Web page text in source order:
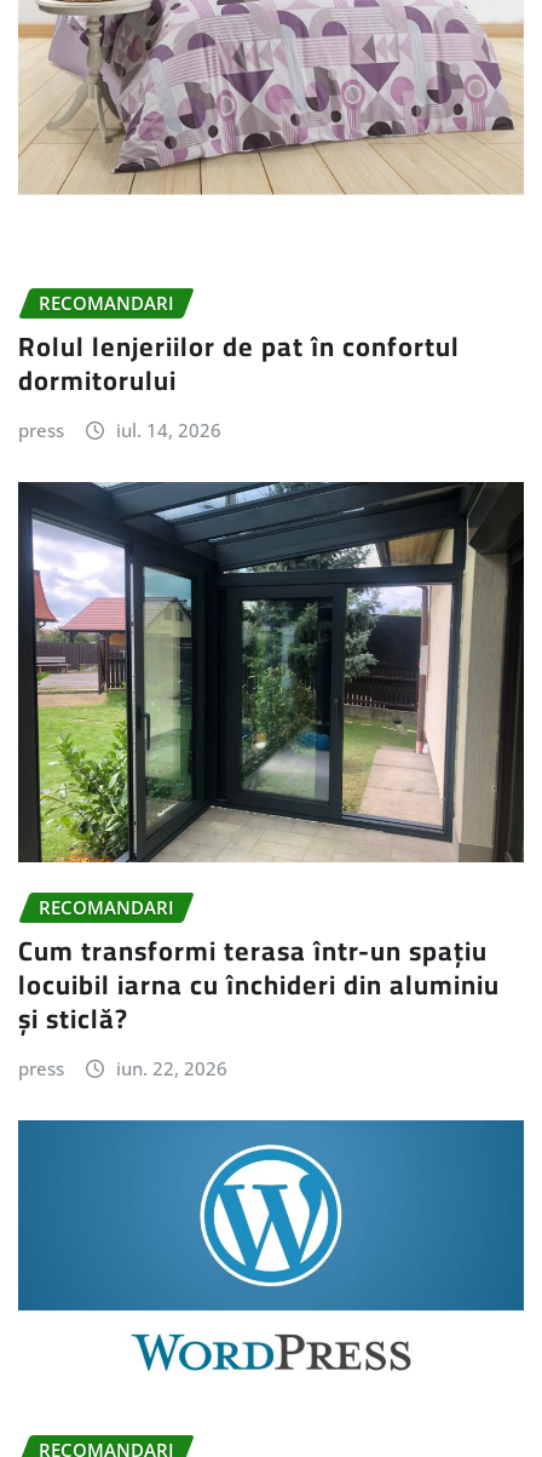
RECOMANDARI
Rolul lenjeriilor de pat în confortul
dormitorului
press iul. 14, 2026
RECOMANDARI
Cum transformi terasa într-un spațiu
locuibil iarna cu închideri din aluminiu
și sticlă?
press iun. 22, 2026
RECOMANDARI